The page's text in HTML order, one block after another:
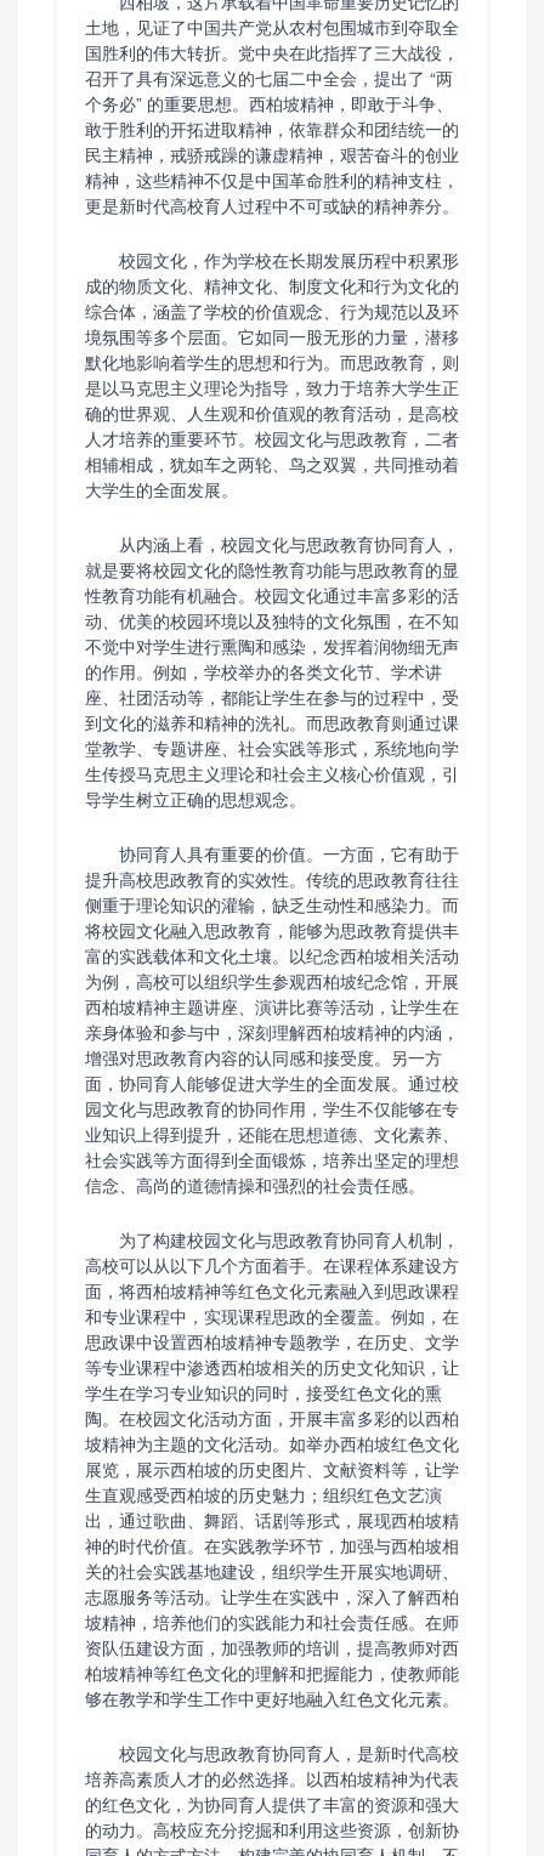
土地，见证了中国共产党从农村包围城市到夺取全
国胜利的伟大转折。党中央在此指挥了三大战役，
召开了具有深远意义的七届二中全会，提出了 “两
个务必” 的重要思想。西柏坡精神，即敢于斗争、
敢于胜利的开拓进取精神，依靠群众和团结统一的
民主精神，戒骄戒躁的谦虚精神，艰苦奋斗的创业
精神，这些精神不仅是中国革命胜利的精神支柱，
更是新时代高校育人过程中不可或缺的精神养分。
校园文化，作为学校在长期发展历程中积累形
成的物质文化、精神文化、制度文化和行为文化的
综合体，涵盖了学校的价值观念、行为规范以及环
境氛围等多个层面。它如同一股无形的力量，潜移
默化地影响着学生的思想和行为。而思政教育，则
是以马克思主义理论为指导，致力于培养大学生正
确的世界观、人生观和价值观的教育活动，是高校
人才培养的重要环节。校园文化与思政教育，二者
相辅相成，犹如车之两轮、鸟之双翼，共同推动着
大学生的全面发展。
从内涵上看，校园文化与思政教育协同育人，
就是要将校园文化的隐性教育功能与思政教育的显
性教育功能有机融合。校园文化通过丰富多彩的活
动、优美的校园环境以及独特的文化氛围，在不知
不觉中对学生进行熏陶和感染，发挥着润物细无声
的作用。例如，学校举办的各类文化节、学术讲
座、社团活动等，都能让学生在参与的过程中，受
到文化的滋养和精神的洗礼。而思政教育则通过课
堂教学、专题讲座、社会实践等形式，系统地向学
生传授马克思主义理论和社会主义核心价值观，引
导学生树立正确的思想观念。
协同育人具有重要的价值。一方面，它有助于
提升高校思政教育的实效性。传统的思政教育往往
侧重于理论知识的灌输，缺乏生动性和感染力。而
将校园文化融入思政教育，能够为思政教育提供丰
富的实践载体和文化土壤。以纪念西柏坡相关活动
为例，高校可以组织学生参观西柏坡纪念馆，开展
西柏坡精神主题讲座、演讲比赛等活动，让学生在
亲身体验和参与中，深刻理解西柏坡精神的内涵，
增强对思政教育内容的认同感和接受度。另一方
面，协同育人能够促进大学生的全面发展。通过校
园文化与思政教育的协同作用，学生不仅能够在专
业知识上得到提升，还能在思想道德、文化素养、
社会实践等方面得到全面锻炼，培养出坚定的理想
信念、高尚的道德情操和强烈的社会责任感。
为了构建校园文化与思政教育协同育人机制，
高校可以从以下几个方面着手。在课程体系建设方
面，将西柏坡精神等红色文化元素融入到思政课程
和专业课程中，实现课程思政的全覆盖。例如，在
思政课中设置西柏坡精神专题教学，在历史、文学
等专业课程中渗透西柏坡相关的历史文化知识，让
学生在学习专业知识的同时，接受红色文化的熏
陶。在校园文化活动方面，开展丰富多彩的以西柏
坡精神为主题的文化活动。如举办西柏坡红色文化
展览，展示西柏坡的历史图片、文献资料等，让学
生直观感受西柏坡的历史魅力；组织红色文艺演
出，通过歌曲、舞蹈、话剧等形式，展现西柏坡精
神的时代价值。在实践教学环节，加强与西柏坡相
关的社会实践基地建设，组织学生开展实地调研、
志愿服务等活动。让学生在实践中，深入了解西柏
坡精神，培养他们的实践能力和社会责任感。在师
资队伍建设方面，加强教师的培训，提高教师对西
柏坡精神等红色文化的理解和把握能力，使教师能
够在教学和学生工作中更好地融入红色文化元素。
校园文化与思政教育协同育人，是新时代高校
培养高素质人才的必然选择。以西柏坡精神为代表
的红色文化，为协同育人提供了丰富的资源和强大
的动力。高校应充分挖掘和利用这些资源，创新协